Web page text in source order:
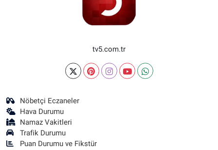
tv5.com.tr
Nöbetçi Eczaneler
Hava Durumu
Namaz Vakitleri
Trafik Durumu
Puan Durumu ve Fikstür